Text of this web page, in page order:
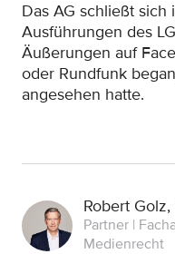
Das AG schließt sich
Ausführungen des
Äußerungen auf
oder Rundfunk
angesehen hatte.
Robert Golz,
Partner |
Medienrecht